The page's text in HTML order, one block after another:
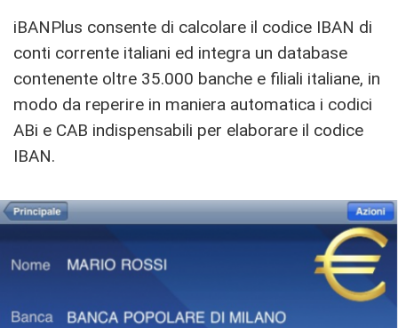
iBANPlus consente di calcolare il codice IBAN di
conti corrente italiani ed integra un database
contenente oltre 35.000 banche e filiali italiane, in
modo da reperire in maniera automatica i codici
ABi e CAB indispensabili per elaborare il codice
IBAN.